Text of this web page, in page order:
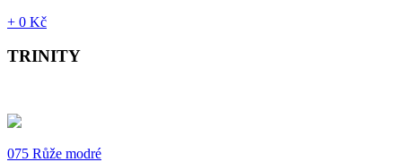
+ 0 Kč
TRINITY
075 Růže modré